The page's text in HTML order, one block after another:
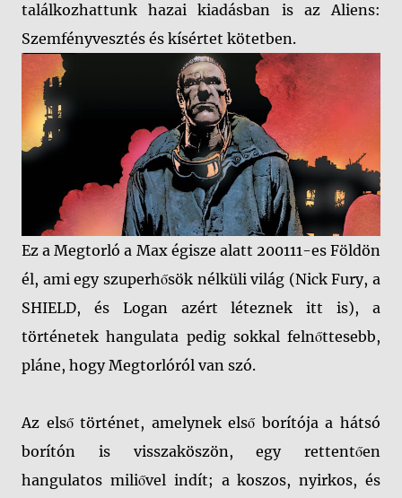
találkozhattunk hazai kiadásban is az Aliens:
Szemfényvesztés és kísértet kötetben.
Ez a Megtorló a Max égisze alatt 200111-es Földön
él, ami egy szuperhősök nélküli világ (Nick Fury, a
SHIELD, és Logan azért léteznek itt is), a
történetek hangulata pedig sokkal felnőttesebb,
pláne, hogy Megtorlóról van szó.
Az első történet, amelynek első borítója a hátsó
borítón is visszaköszön, egy rettentően
hangulatos miliővel indít; a koszos, nyirkos, és